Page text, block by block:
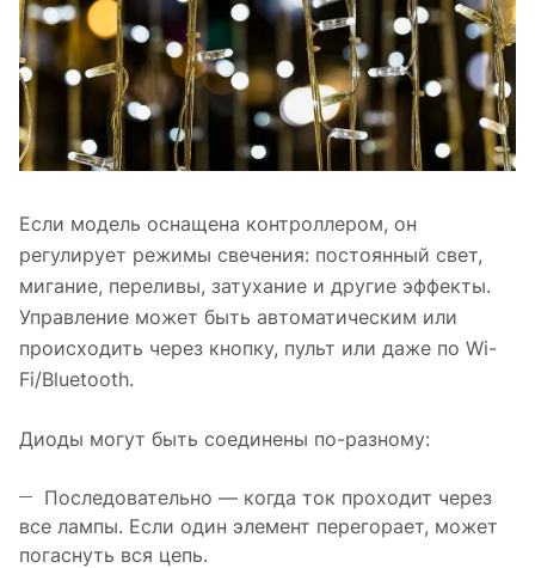
Если модель оснащена контроллером, он
регулирует режимы свечения: постоянный свет,
мигание, переливы, затухание и другие эффекты.
Управление может быть автоматическим или
происходить через кнопку, пульт или даже по Wi-
Fi/Bluetooth.
Диоды могут быть соединены по-разному:
Последовательно — когда ток проходит через
все лампы. Если один элемент перегорает, может
погаснуть вся цепь.